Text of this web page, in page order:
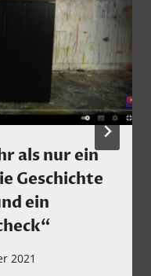
als nur ein
Geschichte
ein
2021